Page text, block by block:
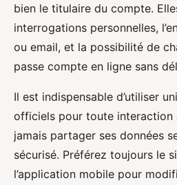
bien le titulaire du compte.
interrogations personnelles,
ou email, et la possibilité de
passe compte en ligne sans
Il est indispensable d’utiliser
officiels pour toute interaction
jamais partager ses données
sécurisé. Préférez toujours le
l’application mobile pour